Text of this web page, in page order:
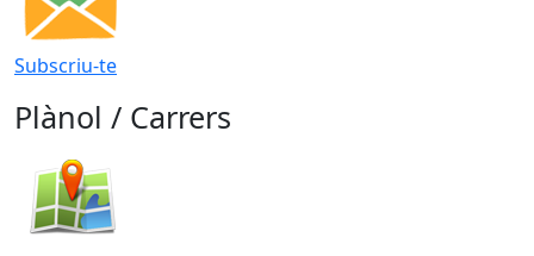
Subscriu-te
Plànol / Carrers